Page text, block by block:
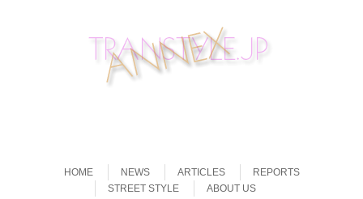
HOME
NEWS ARTICLES
REPORTS
STREET STYLE
ABOUT US